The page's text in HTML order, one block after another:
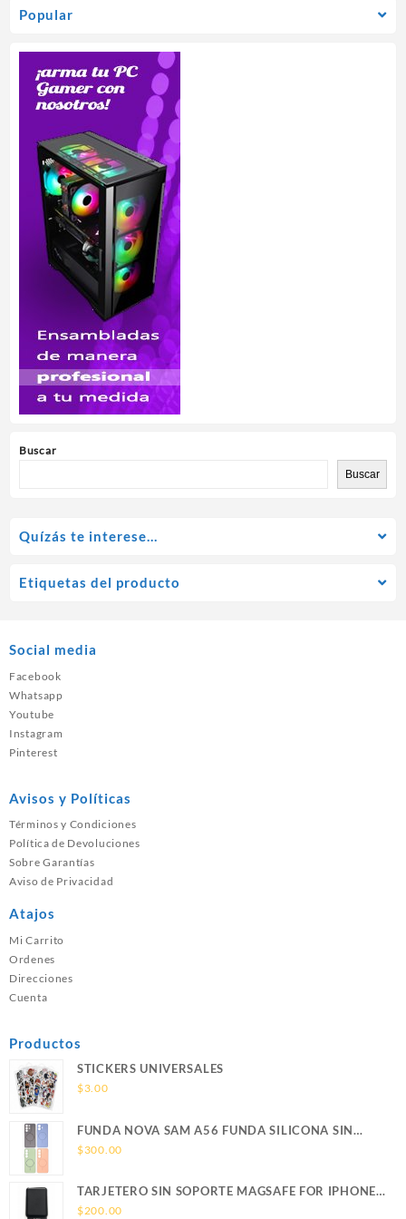
Popular
Buscar
Buscar
Quízás te interese…
Etiquetas del producto
Social media
Facebook
Whatsapp
Youtube
Instagram
Pinterest
Avisos y Políticas
Términos y Condiciones
Política de Devoluciones
Sobre Garantías
Aviso de Privacidad
Atajos
Mi Carrito
Ordenes
Direcciones
Cuenta
Productos
STICKERS UNIVERSALES
$3.00
FUNDA NOVA SAM A56 FUNDA SILICONA SIN
SOPORTE MAGNETICO SAMSUNG
$300.00
TARJETERO SIN SOPORTE MAGSAFE FOR IPHONE
LEATHER WALLET MAGSAFE
$200.00